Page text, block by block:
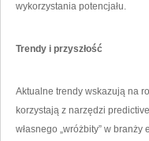
wykorzystania potencjału.
Trendy i przyszłość
Aktualne trendy wskazują na
korzystają z narzędzi
własnego „wróżbity” w branży